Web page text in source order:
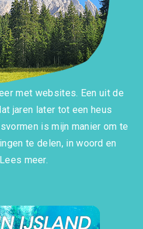
met websites. Een uit de
jaren later tot een heus
is mijn manier om te
te delen, in woord en
Lees meer.